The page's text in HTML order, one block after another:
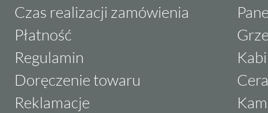
Czas realizacji zamówienia
Płatność
Regulamin
Doręczenie towaru
Reklamacje